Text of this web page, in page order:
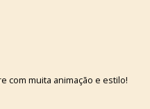
com muita animação e estilo!